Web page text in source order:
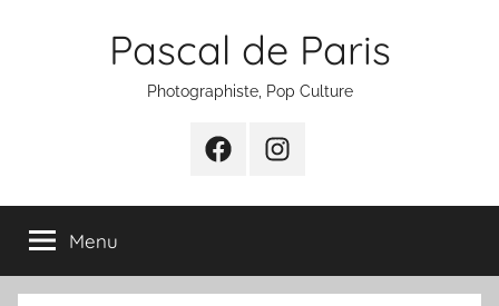
Pascal de Paris
Photographiste, Pop Culture
FacebookInstagram
Menu